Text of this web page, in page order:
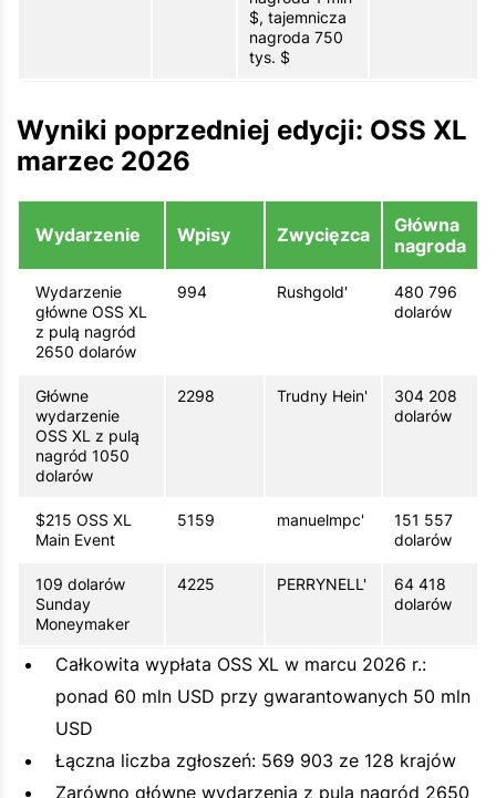
$, tajemnicza
nagroda 750
tys. $
Wyniki poprzedniej edycji: OSS XL
marzec 2026
Wydarzenie Wpisy Zwycięzca
Główna
nagroda
Wydarzenie
główne OSS XL
z pulą nagród
2650 dolarów
994 Rushgold'
480 796
dolarów
Główne
wydarzenie
OSS XL z pulą
nagród 1050
dolarów
2298 Trudny Hein'
304 208
dolarów
$215 OSS XL
Main Event
5159 manuelmpc'
151 557
dolarów
109 dolarów
Sunday
Moneymaker
4225 PERRYNELL'
64 418
dolarów
Całkowita wypłata OSS XL w marcu 2026 r.:
ponad 60 mln USD przy gwarantowanych 50 mln
USD
Łączna liczba zgłoszeń: 569 903 ze 128 krajów
Zarówno główne wydarzenia z pulą nagród 2650